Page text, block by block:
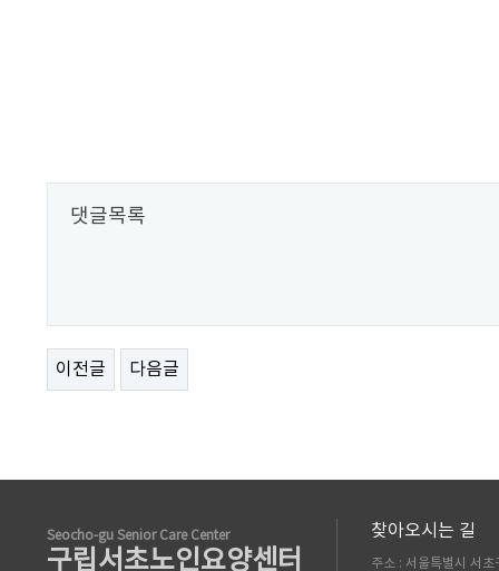
댓글목록
이전글 다음글
Seocho-gu Senior Care Center
구립서초노인요양센터
찾아오시는 길
주소 : 서울특별시